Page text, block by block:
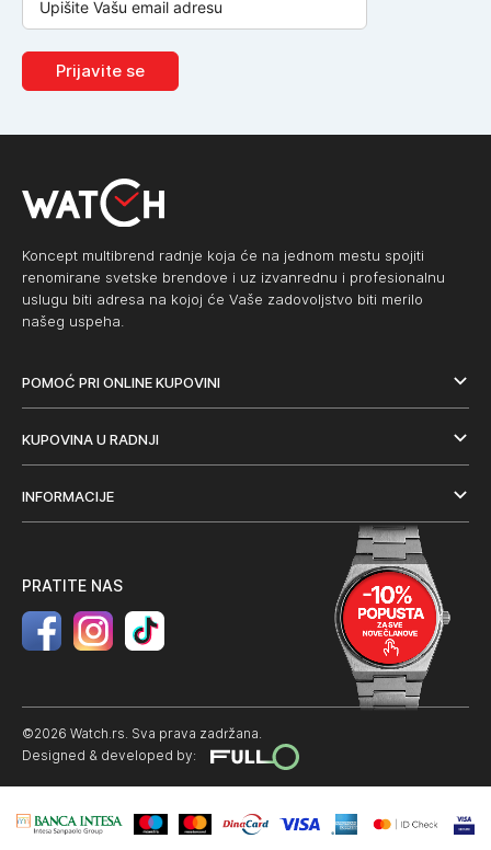
Prijavite se
Koncept multibrend radnje koja će na jednom mestu spojiti
renomirane svetske brendove i uz izvanrednu i profesionalnu
uslugu biti adresa na kojoj će Vaše zadovoljstvo biti merilo
našeg uspeha.
POMOĆ PRI ONLINE KUPOVINI
KUPOVINA U RADNJI
INFORMACIJE
PRATITE NAS
©2026 Watch.rs. Sva prava zadržana.
Designed & developed by: